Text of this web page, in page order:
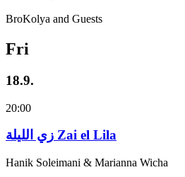
BroKolya and Guests
Fri
18.9.
20:00
زي‌ اللیلة Zai el Lila
Hanik Soleimani & Marianna Wicha